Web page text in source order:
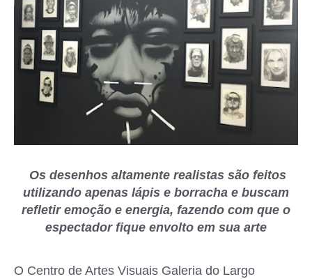
Os desenhos altamente realistas são feitos
utilizando apenas lápis e borracha e buscam
refletir emoção e energia, fazendo com que o
espectador fique envolto em sua arte
O Centro de Artes Visuais Galeria do Largo